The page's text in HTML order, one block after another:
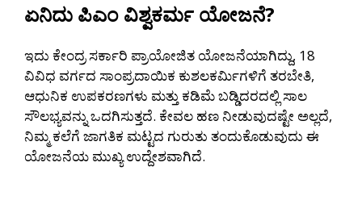
ಏನಿದು ಪಿಎಂ ವಿಶ್ವಕರ್ಮ ಯೋಜನೆ?
ಇದು ಕೇಂದ್ರ ಸರ್ಕಾರಿ ಪ್ರಾಯೋಜಿತ ಯೋಜನೆಯಾಗಿದ್ದು, 18
ವಿವಿಧ ವರ್ಗದ ಸಾಂಪ್ರದಾಯಿಕ ಕುಶಲಕರ್ಮಿಗಳಿಗೆ ತರಬೇತಿ,
ಆಧುನಿಕ ಉಪಕರಣಗಳು ಮತ್ತು ಕಡಿಮೆ ಬಡ್ಡಿದರದಲ್ಲಿ ಸಾಲ
ಸೌಲಭ್ಯವನ್ನು ಒದಗಿಸುತ್ತದೆ. ಕೇವಲ ಹಣ ನೀಡುವುದಷ್ಟೇ ಅಲ್ಲದೆ,
ನಿಮ್ಮ ಕಲೆಗೆ ಜಾಗತಿಕ ಮಟ್ಟದ ಗುರುತು ತಂದುಕೊಡುವುದು ಈ
ಯೋಜನೆಯ ಮುಖ್ಯ ಉದ್ದೇಶವಾಗಿದೆ.